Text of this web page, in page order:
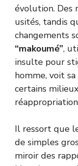
évolution. Des
usités, tandis
changements
“makoumé”,
insulte pour
homme, voit
certains
Il ressort que
de simples
miroir des